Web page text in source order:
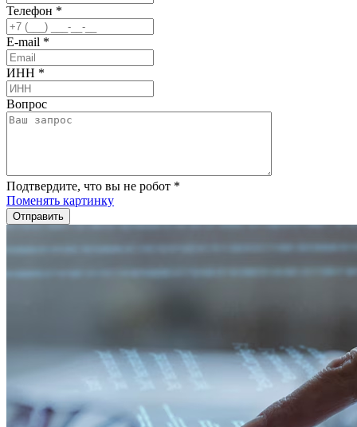
Телефон *
E-mail *
ИНН *
Вопрос
Подтвердите, что вы не робот *
Поменять картинку